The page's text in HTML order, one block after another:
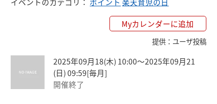
Myカレンダーに追加
提供： ユーザ投稿
2025年09月18(木) 10:00〜2025年09月21
(日) 09:59[毎月]
開催終了